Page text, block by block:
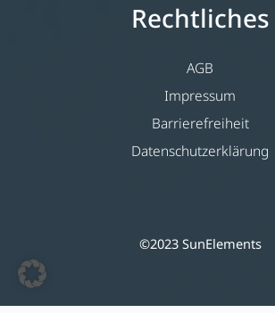
Rechtliches
AGB
Impressum
Barrierefreiheit
Datenschutzerklärung
©2023 SunElements